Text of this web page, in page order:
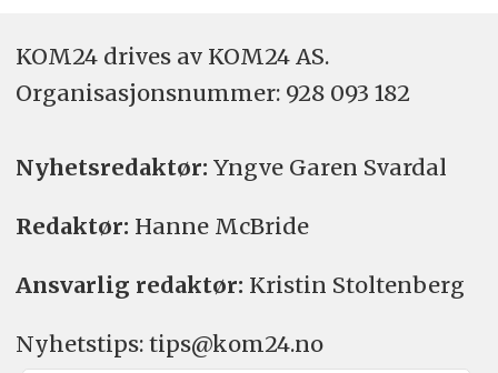
KOM24 drives av KOM24 AS.
Organisasjons­nummer: 928 093 182
Nyhetsredaktør: Yngve Garen Svardal
Redaktør: Hanne McBride
Ansvarlig redaktør: Kristin Stoltenberg
Nyhetstips: tips@kom24.no